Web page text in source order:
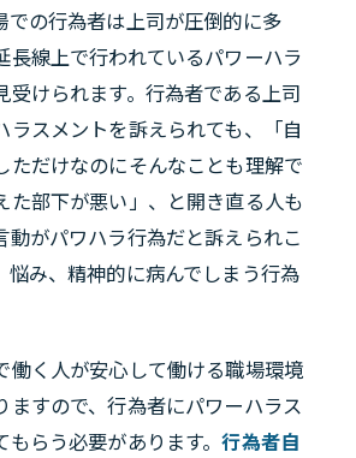
での行為者は上司が圧倒的に多
長線上で行われているパワーハラ
受けられます。行為者である上司
ラスメントを訴えられても、「自
ただけなのにそんなことも理解で
た部下が悪い」、と開き直る人も
動がパワハラ行為だと訴えられこ
悩み、精神的に病んでしまう行為
働く人が安心して働ける職場環境
ますので、行為者にパワーハラス
もらう必要があります。行為者自